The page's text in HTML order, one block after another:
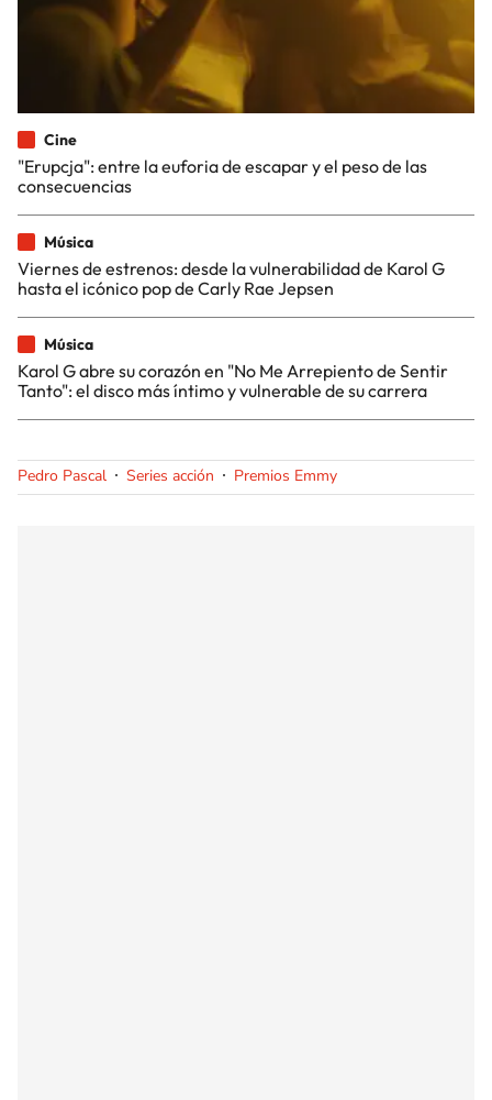
Cine
"Erupcja": entre la euforia de escapar y el peso de las
consecuencias
Música
Viernes de estrenos: desde la vulnerabilidad de Karol G
hasta el icónico pop de Carly Rae Jepsen
Música
Karol G abre su corazón en "No Me Arrepiento de Sentir
Tanto": el disco más íntimo y vulnerable de su carrera
Pedro Pascal Series acción Premios Emmy